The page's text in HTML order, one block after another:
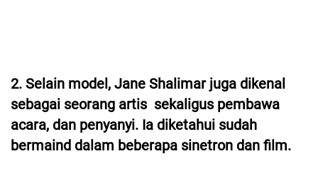
2. Selain model, Jane Shalimar juga dikenal
sebagai seorang artis sekaligus pembawa
acara, dan penyanyi. Ia diketahui sudah
bermaind dalam beberapa sinetron dan film.